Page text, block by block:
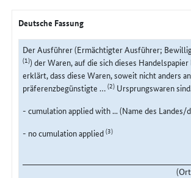
Deutsche Fassung
Der Ausführer (Ermächtigter Ausführer;
(1)) der Waren, auf die sich dieses
erklärt, dass diese Waren, soweit nicht anders
präferenzbegünstigte …(2) Ursprungswaren
- cumulation applied with ... (Name des Landes/
- no cumulation applied(3)